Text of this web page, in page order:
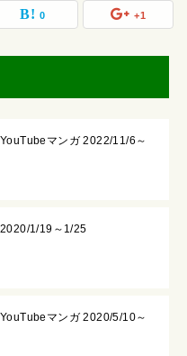
0 +1
マンガ 2022/11/6～
1/19～1/25
マンガ 2020/5/10～